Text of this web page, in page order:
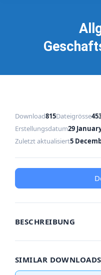
Download815Dateigrösse
Erstellungsdatum29
Zuletzt aktualisiert5
BESCHREIBUNG
SIMILAR DOWNLOADS